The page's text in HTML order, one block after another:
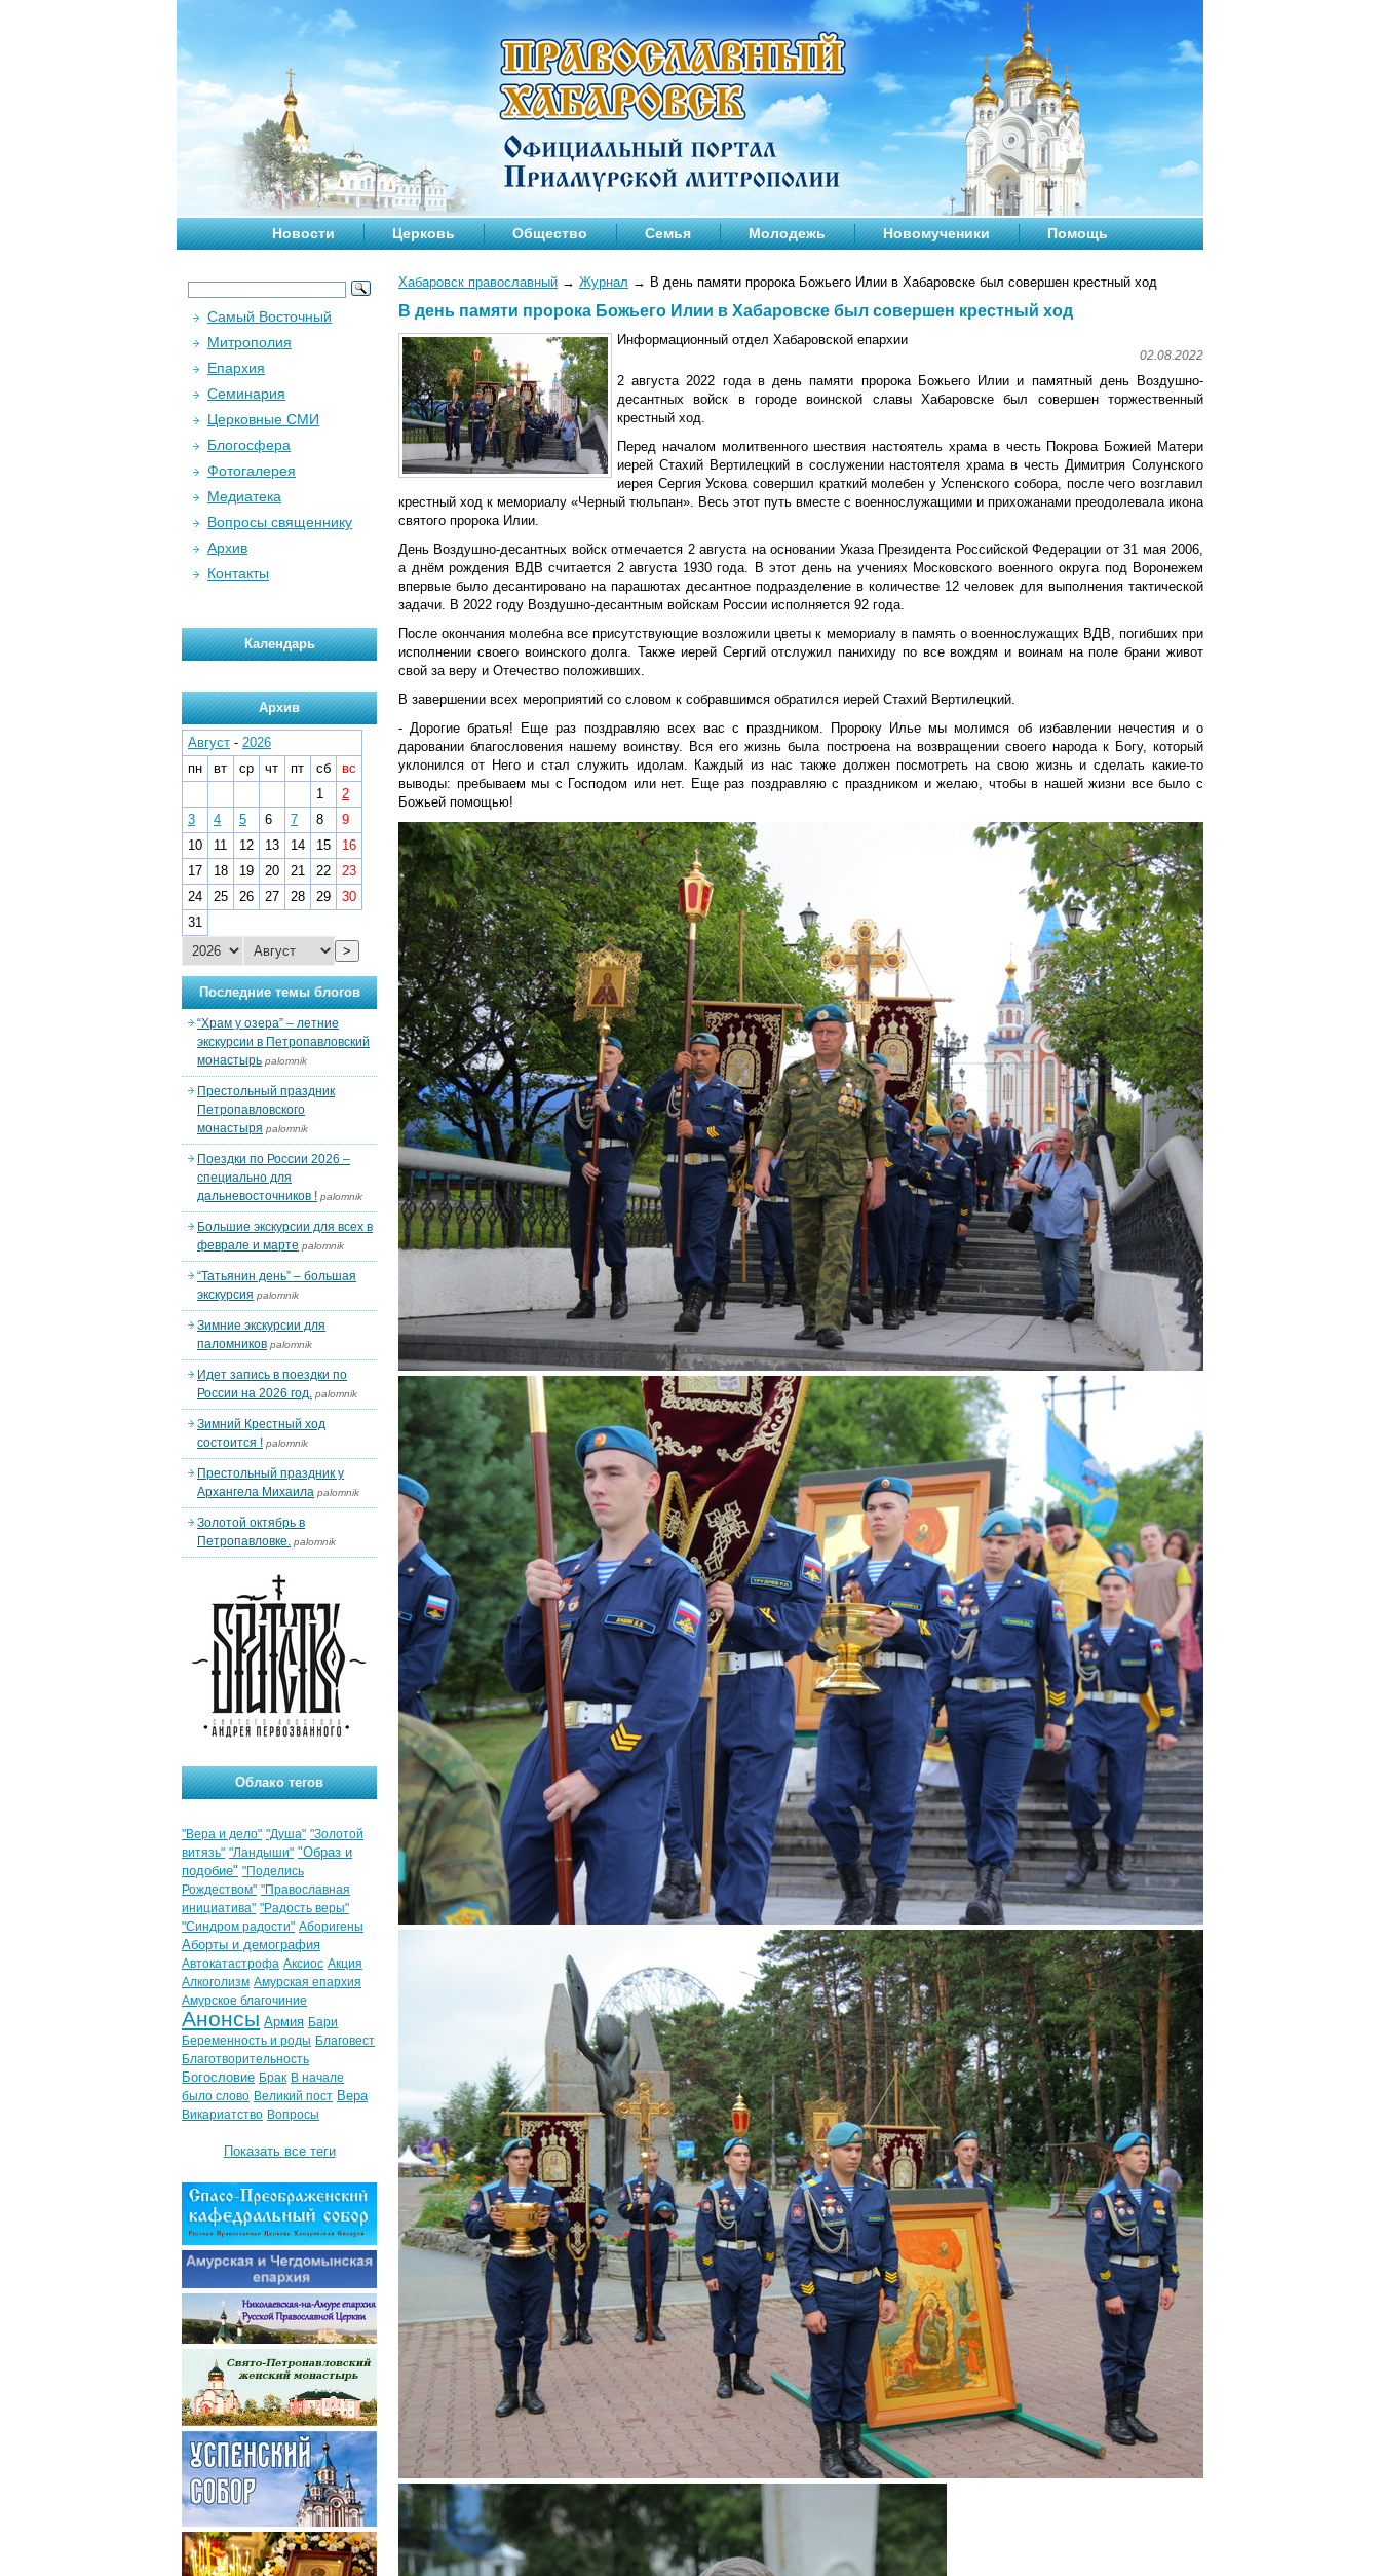
Новости Церковь Общество Семья Молодежь Новомученики Помощь
Хабаровск православный → Журнал → В день памяти пророка Божьего Илии в Хабаровске был совершен крестный ход
В день памяти пророка Божьего Илии в Хабаровске был совершен крестный ход
Информационный отдел Хабаровской епархии
02.08.2022
2 августа 2022 года в день памяти пророка Божьего Илии и памятный день Воздушно-
десантных войск в городе воинской славы Хабаровске был совершен торжественный
крестный ход.
Перед началом молитвенного шествия настоятель храма в честь Покрова Божией Матери
иерей Стахий Вертилецкий в сослужении настоятеля храма в честь Димитрия Солунского
иерея Сергия Ускова совершил краткий молебен у Успенского собора, после чего возглавил
крестный ход к мемориалу «Черный тюльпан». Весь этот путь вместе с военнослужащими и прихожанами преодолевала икона
святого пророка Илии.
День Воздушно-десантных войск отмечается 2 августа на основании Указа Президента Российской Федерации от 31 мая 2006,
а днём рождения ВДВ считается 2 августа 1930 года. В этот день на учениях Московского военного округа под Воронежем
впервые было десантировано на парашютах десантное подразделение в количестве 12 человек для выполнения тактической
задачи. В 2022 году Воздушно-десантным войскам России исполняется 92 года.
После окончания молебна все присутствующие возложили цветы к мемориалу в память о военнослужащих ВДВ, погибших при
исполнении своего воинского долга. Также иерей Сергий отслужил панихиду по все вождям и воинам на поле брани живот
свой за веру и Отечество положивших.
В завершении всех мероприятий со словом к собравшимся обратился иерей Стахий Вертилецкий.
- Дорогие братья! Еще раз поздравляю всех вас с праздником. Пророку Илье мы молимся об избавлении нечестия и о
даровании благословения нашему воинству. Вся его жизнь была построена на возвращении своего народа к Богу, который
уклонился от Него и стал служить идолам. Каждый из нас также должен посмотреть на свою жизнь и сделать какие-то
выводы: пребываем мы с Господом или нет. Еще раз поздравляю с праздником и желаю, чтобы в нашей жизни все было с
Божьей помощью!
Самый Восточный
Митрополия
Епархия
Семинария
Церковные СМИ
Блогосфера
Фотогалерея
Медиатека
Вопросы священнику
Архив
Контакты
Календарь
Архив
Август - 2026
пн
вт ср чт пт сб
вс
1
2
3
4 5 6 7 8
9
10
11 12 13 14 15
16
17
18 19 20 21 22
23
24
25 26 27 28 29
30
31
>
Последние темы блогов
“Храм у озера” – летние
экскурсии в Петропавловский
монастырь palomnik
Престольный праздник
Петропавловского
монастыря palomnik
Поездки по России 2026 –
специально для
дальневосточников ! palomnik
Большие экскурсии для всех в
феврале и марте palomnik
“Татьянин день” – большая
экскурсия palomnik
Зимние экскурсии для
паломников palomnik
Идет запись в поездки по
России на 2026 год. palomnik
Зимний Крестный ход
состоится ! palomnik
Престольный праздник у
Архангела Михаила palomnik
Золотой октябрь в
Петропавловке. palomnik
Облако тегов
"Вера и дело" "Душа" "Золотой
витязь" "Ландыши" "Образ и
подобие" "Поделись
Рождеством" "Православная
инициатива" "Радость веры"
"Синдром радости" Аборигены
Аборты и демография
Автокатастрофа Аксиос Акция
Алкоголизм Амурская епархия
Амурское благочиние
Анонсы Армия Бари
Беременность и роды Благовест
Благотворительность
Богословие Брак В начале
было слово Великий пост Вера
Викариатство Вопросы
Показать все теги